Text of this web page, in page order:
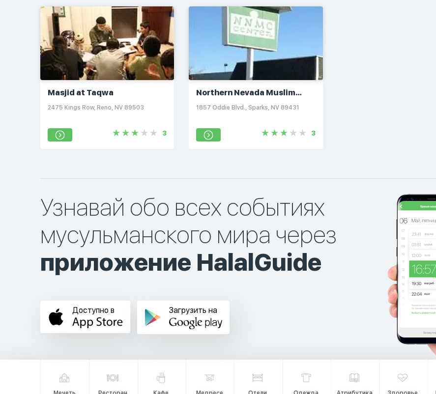
Masjid at Taqwa
2475 Kings Row, Reno, NV 89503
3
Northern Nevada Muslim
Community
1857 Oddie Blvd., Sparks, NV 89431
3
Узнавай обо всех событиях
мусульманского мира через
приложение HalalGuide
Доступно в Загрузить на